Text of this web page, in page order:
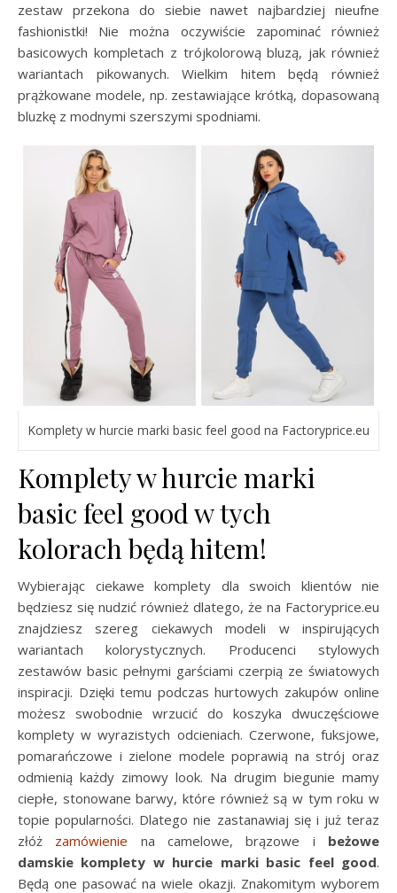
zestaw przekona do siebie nawet najbardziej nieufne
fashionistki! Nie można oczywiście zapominać również
basicowych kompletach z trójkolorową bluzą, jak również
wariantach pikowanych. Wielkim hitem będą również
prążkowane modele, np. zestawiające krótką, dopasowaną
bluzkę z modnymi szerszymi spodniami.
Komplety w hurcie marki basic feel good na Factoryprice.eu
Komplety w hurcie marki
basic feel good w tych
kolorach będą hitem!
Wybierając ciekawe komplety dla swoich klientów nie
będziesz się nudzić również dlatego, że na Factoryprice.eu
znajdziesz szereg ciekawych modeli w inspirujących
wariantach kolorystycznych. Producenci stylowych
zestawów basic pełnymi garściami czerpią ze światowych
inspiracji. Dzięki temu podczas hurtowych zakupów online
możesz swobodnie wrzucić do koszyka dwuczęściowe
komplety w wyrazistych odcieniach. Czerwone, fuksjowe,
pomarańczowe i zielone modele poprawią na strój oraz
odmienią każdy zimowy look. Na drugim biegunie mamy
ciepłe, stonowane barwy, które również są w tym roku w
topie popularności. Dlatego nie zastanawiaj się i już teraz
złóż zamówienie na camelowe, brązowe i beżowe
damskie komplety w hurcie marki basic feel good.
Będą one pasować na wiele okazji. Znakomitym wyborem